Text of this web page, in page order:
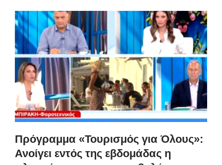
Πρόγραμμα «Τουρισμός για Όλους»:
Ανοίγει εντός της εβδομάδας η